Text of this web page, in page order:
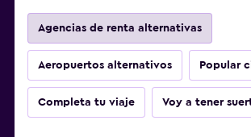
Agencias de renta alternativas
Aeropuertos alternativos Popular
Completa tu viaje Voy a tener